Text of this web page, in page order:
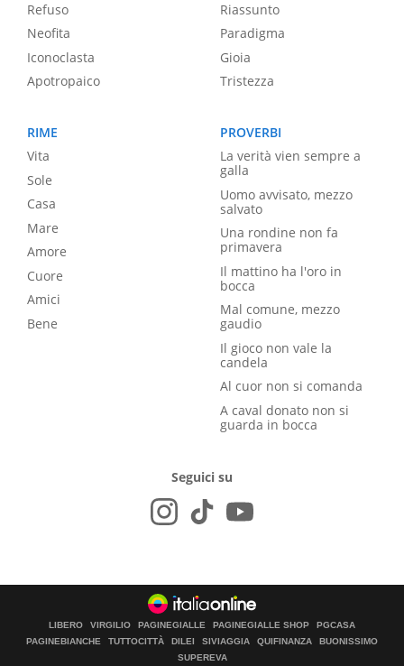
Refuso
Neofita
Iconoclasta
Apotropaico
Riassunto
Paradigma
Gioia
Tristezza
RIME
Vita
Sole
Casa
Mare
Amore
Cuore
Amici
Bene
PROVERBI
La verità vien sempre a
galla
Uomo avvisato, mezzo
salvato
Una rondine non fa
primavera
Il mattino ha l'oro in
bocca
Mal comune, mezzo
gaudio
Il gioco non vale la
candela
Al cuor non si comanda
A caval donato non si
guarda in bocca
Seguici su
LIBERO VIRGILIO PAGINEGIALLE PAGINEGIALLE SHOP
PGCASA
PAGINEBIANCHE
TUTTOCITTÀ DILEI SIVIAGGIA QUIFINANZA
BUONISSIMO
SUPEREVA